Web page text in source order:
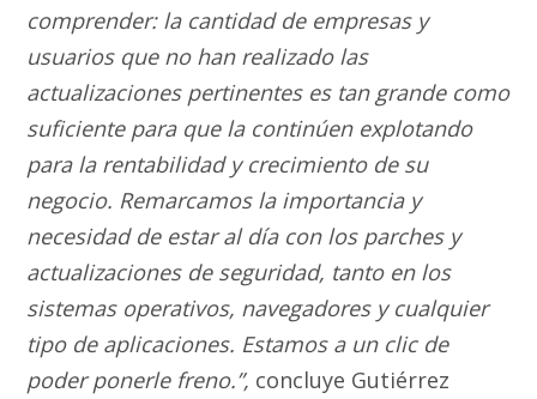
comprender: la cantidad de empresas y
usuarios que no han realizado las
actualizaciones pertinentes es tan grande como
suficiente para que la continúen explotando
para la rentabilidad y crecimiento de su
negocio. Remarcamos la importancia y
necesidad de estar al día con los parches y
actualizaciones de seguridad, tanto en los
sistemas operativos, navegadores y cualquier
tipo de aplicaciones. Estamos a un clic de
poder ponerle freno.”, concluye Gutiérrez